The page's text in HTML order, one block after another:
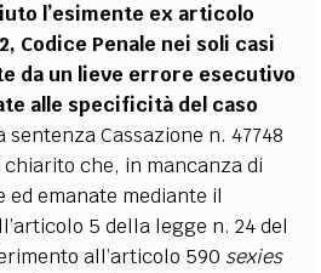
l’esimente ex articolo
Codice Penale nei soli casi
da un lieve errore esecutivo
alle specificità del caso
sentenza Cassazione n. 47748
chiarito che, in mancanza di
ed emanate mediante il
5 della legge n. 24 del
all’articolo 590 sexies